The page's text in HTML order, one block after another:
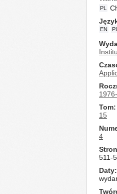
PL
EN PL
Tom
15
4
511-
Daty